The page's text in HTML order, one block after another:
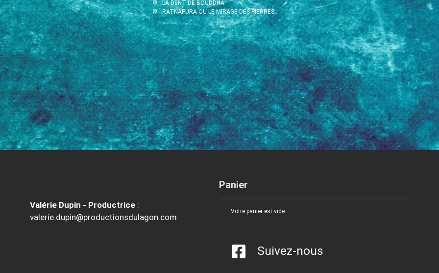
LA DENT DE BOUDDHA
RATNAPURA OU LE MIRAGE DES PIERRES…
Valérie Dupin - Productrice:
valerie.dupin@productionsdulagon.com
Panier
Votre panier est vide.
Suivez-nous